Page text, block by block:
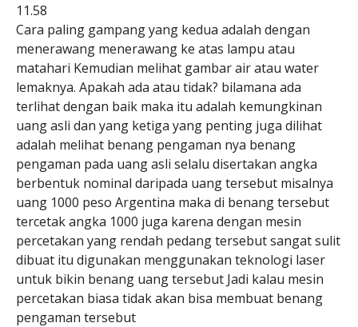
11.58
Cara paling gampang yang kedua adalah dengan
menerawang menerawang ke atas lampu atau
matahari Kemudian melihat gambar air atau water
lemaknya. Apakah ada atau tidak? bilamana ada
terlihat dengan baik maka itu adalah kemungkinan
uang asli dan yang ketiga yang penting juga dilihat
adalah melihat benang pengaman nya benang
pengaman pada uang asli selalu disertakan angka
berbentuk nominal daripada uang tersebut misalnya
uang 1000 peso Argentina maka di benang tersebut
tercetak angka 1000 juga karena dengan mesin
percetakan yang rendah pedang tersebut sangat sulit
dibuat itu digunakan menggunakan teknologi laser
untuk bikin benang uang tersebut Jadi kalau mesin
percetakan biasa tidak akan bisa membuat benang
pengaman tersebut